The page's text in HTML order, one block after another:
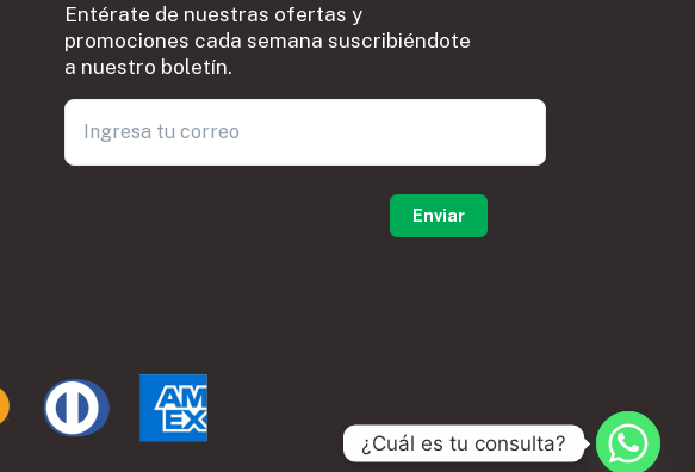
Entérate de nuestras ofertas y
promociones cada semana suscribiéndote
a nuestro boletín.
¿Cuál es tu consulta?